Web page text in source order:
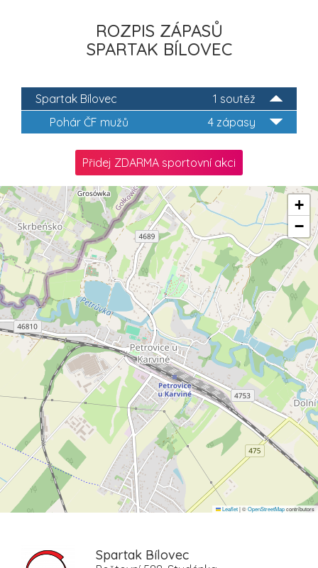
ROZPIS ZÁPASŮ
SPARTAK BÍLOVEC
1 soutěž
Spartak Bílovec
4 zápasy
Pohár ČF mužů
Přidej ZDARMA sportovní akci
+
−
Leaflet|©OpenStreetMapcontributors
Spartak Bílovec